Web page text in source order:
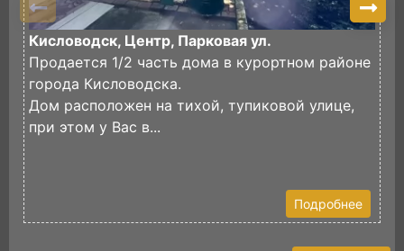
Кисловодск, Центр, Парковая ул.
Продается 1/2 часть дома в курортном районе
города Кисловодска.
Дом расположен на тихой, тупиковой улице,
при этом у Вас в...
Подробнее